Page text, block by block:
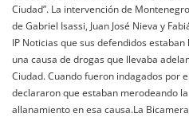
Ciudad”. La intervención de
de Gabriel Isassi, Juan José Nieva y
IP Noticias que sus defendidos
una causa de drogas que llevaba
Ciudad. Cuando fueron indagados por
declararon que estaban merodeando
allanamiento en esa causa.La